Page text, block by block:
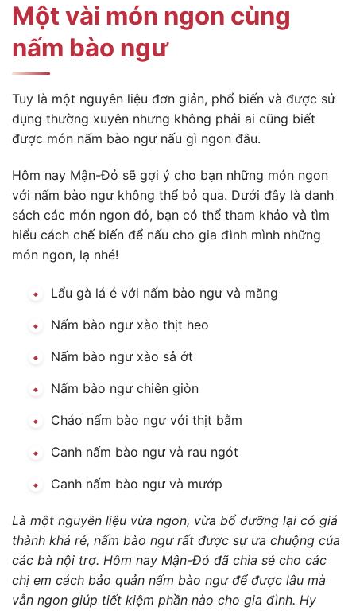
Một vài món ngon cùng
nấm bào ngư
Tuy là một nguyên liệu đơn giản, phổ biến và được sử
dụng thường xuyên nhưng không phải ai cũng biết
được món nấm bào ngư nấu gì ngon đâu.
Hôm nay Mận-Đỏ sẽ gợi ý cho bạn những món ngon
với nấm bào ngư không thể bỏ qua. Dưới đây là danh
sách các món ngon đó, bạn có thể tham khảo và tìm
hiểu cách chế biến để nấu cho gia đình mình những
món ngon, lạ nhé!
Lẩu gà lá é với nấm bào ngư và măng
Nấm bào ngư xào thịt heo
Nấm bào ngư xào sả ớt
Nấm bào ngư chiên giòn
Cháo nấm bào ngư với thịt bằm
Canh nấm bào ngư và rau ngót
Canh nấm bào ngư và mướp
Là một nguyên liệu vừa ngon, vừa bổ dưỡng lại có giá
thành khá rẻ, nấm bào ngư rất được sự ưa chuộng của
các bà nội trợ. Hôm nay Mận-Đỏ đã chia sẻ cho các
chị em cách bảo quản nấm bào ngư để được lâu mà
vẫn ngon giúp tiết kiệm phần nào cho gia đình. Hy